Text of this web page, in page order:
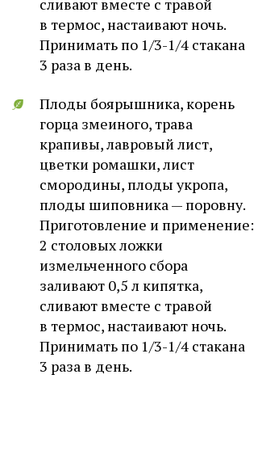
сливают вместе с травой
в термос, настаивают ночь.
Принимать по 1/3-1/4 стакана
3 раза в день.
Плоды боярышника, корень
горца змеиного, трава
крапивы, лавровый лист,
цветки ромашки, лист
смородины, плоды укропа,
плоды шиповника — поровну.
Приготовление и применение:
2 столовых ложки
измельченного сбора
заливают 0,5 л кипятка,
сливают вместе с травой
в термос, настаивают ночь.
Принимать по 1/3-1/4 стакана
3 раза в день.